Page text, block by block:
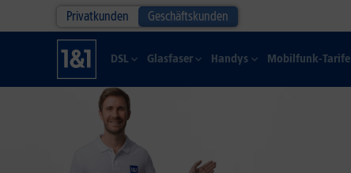
Privatkunden Geschäftskunden
DSL Glasfaser Handys Mobilfunk-Tarife